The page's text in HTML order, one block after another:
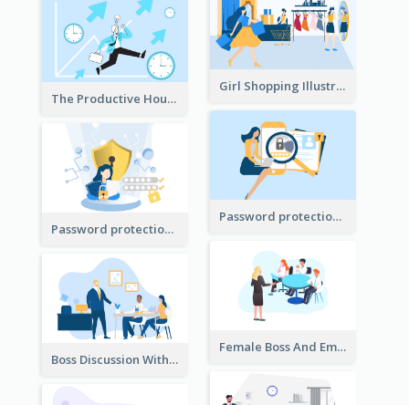
Girl Shopping Illustration
The Productive Hours
Password protection Illustration 2
Password protection Illustration
Female Boss And Employee Illustration
Boss Discussion With Employee Illustration